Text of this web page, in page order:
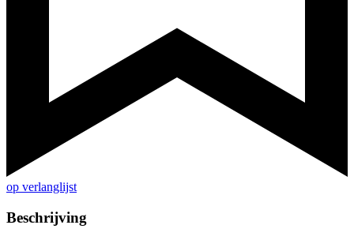
op verlanglijst
Beschrijving